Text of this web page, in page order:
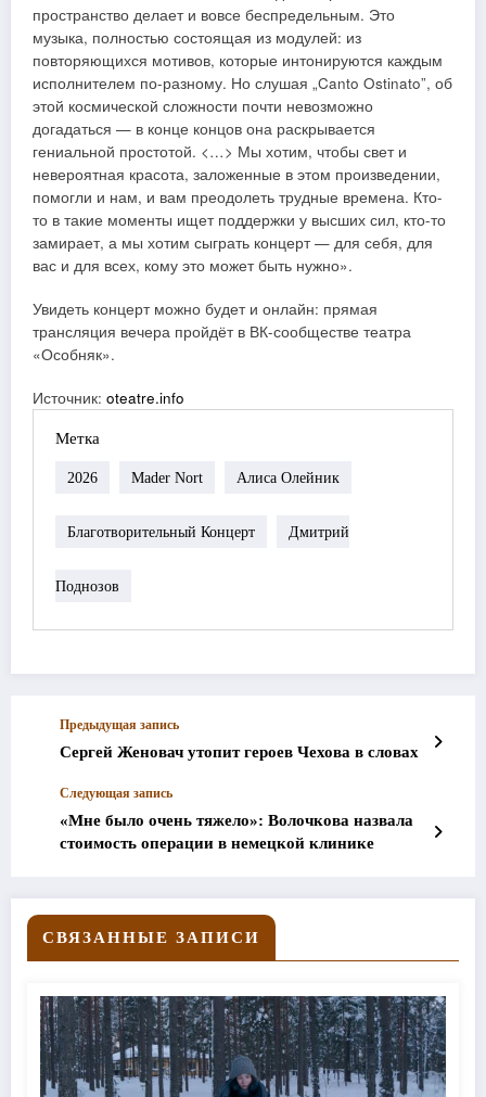
пространство делает и вовсе беспредельным. Это
музыка, полностью состоящая из модулей: из
повторяющихся мотивов, которые интонируются каждым
исполнителем по-разному. Но слушая „Canto Ostinato”, об
этой космической сложности почти невозможно
догадаться — в конце концов она раскрывается
гениальной простотой. <…> Мы хотим, чтобы свет и
невероятная красота, заложенные в этом произведении,
помогли и нам, и вам преодолеть трудные времена. Кто-
то в такие моменты ищет поддержки у высших сил, кто-то
замирает, а мы хотим сыграть концерт — для себя, для
вас и для всех, кому это может быть нужно».
Увидеть концерт можно будет и онлайн: прямая
трансляция вечера пройдёт в ВК-сообществе театра
«Особняк».
Источник: oteatre.info
Метка
2026 Mader Nort Алиса Олейник
Благотворительный Концерт Дмитрий
Поднозов
Предыдущая запись
Сергей Женовач утопит героев Чехова в словах
Следующая запись
«Мне было очень тяжело»: Волочкова назвала
стоимость операции в немецкой клинике
СВЯЗАННЫЕ ЗАПИСИ